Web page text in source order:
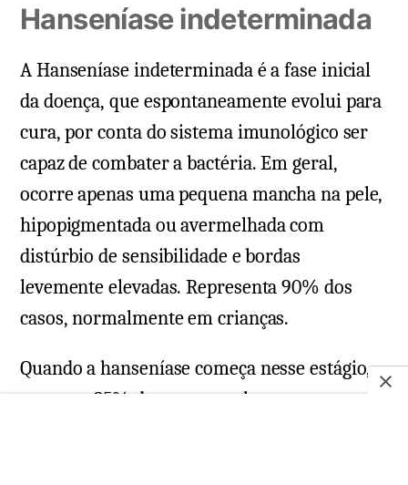
Hanseníase indeterminada
A Hanseníase indeterminada é a fase inicial
da doença, que espontaneamente evolui para
cura, por conta do sistema imunológico ser
capaz de combater a bactéria. Em geral,
ocorre apenas uma pequena mancha na pele,
hipopigmentada ou avermelhada com
distúrbio de sensibilidade e bordas
levemente elevadas. Representa 90% dos
casos, normalmente em crianças.
Quando a hanseníase começa nesse estágio,
somente 25% dos casos evoluem para outras